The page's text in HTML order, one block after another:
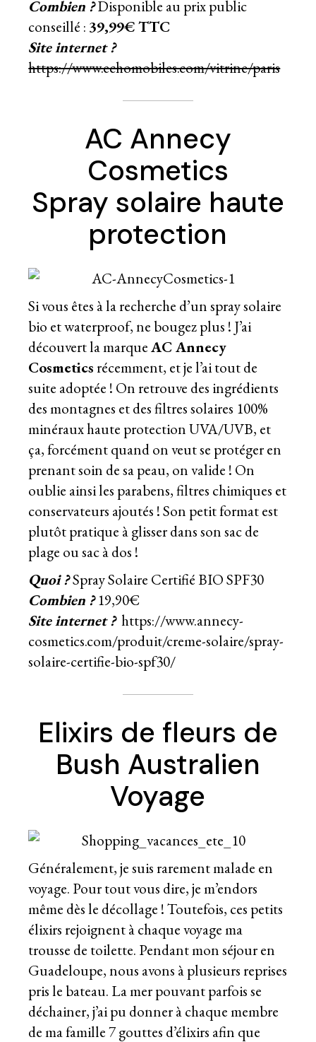
Combien ?Disponible au prix public
conseillé : 39,99€ TTC
Site internet ?
https://www.echomobiles.com/vitrine/paris
AC Annecy
Cosmetics
Spray solaire haute
protection
Si vous êtes à la recherche d’un spray solaire
bio et waterproof, ne bougez plus ! J’ai
découvert la marqueAC Annecy
Cosmeticsrécemment, et je l’ai tout de
suite adoptée ! On retrouve des ingrédients
des montagnes et des filtres solaires 100%
minéraux haute protection UVA/UVB, et
ça, forcément quand on veut se protéger en
prenant soin de sa peau, on valide ! On
oublie ainsi les parabens, filtres chimiques et
conservateurs ajoutés ! Son petit format est
plutôt pratique à glisser dans son sac de
plage ou sac à dos !
Quoi ?Spray Solaire Certifié BIO SPF30
Combien ? 19,90€
Site internet ?https://www.annecy-
cosmetics.com/produit/creme-solaire/spray-
solaire-certifie-bio-spf30/
Elixirs de fleurs de
Bush Australien
Voyage
Généralement, je suis rarement malade en
voyage. Pour tout vous dire, je m’endors
même dès le décollage ! Toutefois, ces petits
élixirs rejoignent à chaque voyage ma
trousse de toilette. Pendantmon séjour en
Guadeloupe, nous avons à plusieurs reprises
pris le bateau. La mer pouvant parfois se
déchainer, j’ai pu donner à chaque membre
de ma famille 7 gouttes d’élixirs afin que